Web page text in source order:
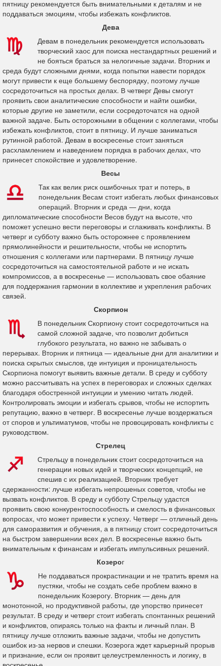
пятницу рекомендуется быть внимательными к деталям и не
поддаваться эмоциям, чтобы избежать конфликтов.
Дева
Девам в понедельник рекомендуется использовать
творческий хаос для поиска нестандартных решений и
не бояться браться за нелогичные задачи. Вторник и
среда будут сложными днями, когда попытки навести порядок
могут привести к еще большему беспорядку, поэтому лучше
сосредоточиться на простых делах. В четверг Девы смогут
проявить свои аналитические способности и найти ошибки,
которые другие не заметили, если сосредоточатся на одной
важной задаче. Быть осторожными в общении с коллегами, чтобы
избежать конфликтов, стоит в пятницу. И лучше заниматься
рутинной работой. Девам в воскресенье стоит заняться
расхламлением и наведением порядка в рабочих делах, что
принесет спокойствие и удовлетворение.
Весы
Так как велик риск ошибочных трат и потерь, в
понедельник Весам стоит избегать любых финансовых
операций. Вторник и среда — дни, когда
дипломатические способности Весов будут на высоте, что
поможет успешно вести переговоры и сглаживать конфликты. В
четверг и субботу важно быть осторожнее с проявлением
прямолинейности и решительности, чтобы не испортить
отношения с коллегами или партнерами. В пятницу лучше
сосредоточиться на самостоятельной работе и не искать
компромиссов, а в воскресенье — использовать свое обаяние
для поддержания гармонии в коллективе и укрепления рабочих
связей.
Скорпион
В понедельник Скорпиону стоит сосредоточиться на
самой сложной задаче, что позволит добиться
глубокого результата, но важно не забывать о
перерывах. Вторник и пятница — идеальные дни для аналитики и
поиска скрытых смыслов, где интуиция и проницательность
Скорпиона помогут выявить важные детали. В среду и субботу
можно рассчитывать на успех в переговорах и сложных сделках
благодаря обостренной интуиции и умению читать людей.
Контролировать эмоции и избегать срывов, чтобы не испортить
репутацию, важно в четверг. В воскресенье лучше воздержаться
от споров и ультиматумов, чтобы не провоцировать конфликты с
руководством.
Стрелец
Стрельцу в понедельник стоит сосредоточиться на
генерации новых идей и творческих концепций, не
спешив с их реализацией. Вторник требует
сдержанности: лучше избегать непрошеных советов, чтобы не
вызвать конфликтов. В среду и субботу Стрельцу удастся
проявить свою конкурентоспособность и смелость в финансовых
вопросах, что может привести к успеху. Четверг — отличный день
для саморазвития и обучения, а в пятницу стоит сосредоточиться
на быстром завершении всех дел. В воскресенье важно быть
внимательным к финансам и избегать импульсивных решений.
Козерог
Не поддаваться прокрастинации и не тратить время на
пустяки, чтобы не создать себе проблем важно в
понедельник Козерогу. Вторник — день для
монотонной, но продуктивной работы, где упорство принесет
результат. В среду и четверг стоит избегать спонтанных решений
и конфликтов, опираясь только на факты и личный план. В
пятницу лучше отложить важные задачи, чтобы не допустить
ошибок из-за нервов и спешки. Козерога ждет карьерный прорыв
и признание, если он проявит целеустремленность и логику, в